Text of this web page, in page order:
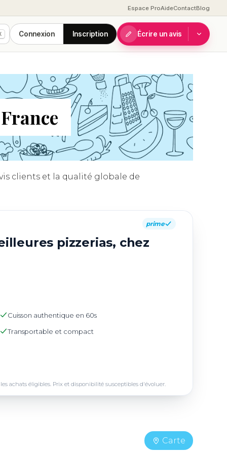
Espace ProAideContactBlog
Connexion Inscription Écrire un avis
clients et la qualité globale de
prime
pizzerias, chez
Cuisson authentique en 60s
Transportable et compact
achats éligibles. Prix et disponibilité susceptibles d'évoluer.
Carte